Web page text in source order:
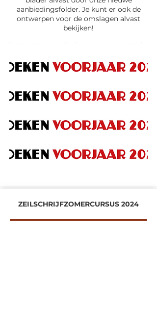
aanbiedingsfolder. Je kunt er ook de
ontwerpen voor de omslagen alvast
bekijken!
ZEILSCHRIJFZOMERCURSUS 2024